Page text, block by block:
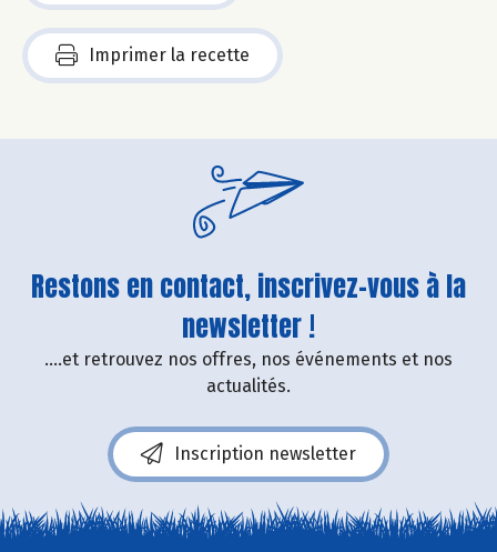
Imprimer la recette
Restons en contact, inscrivez-vous à la
newsletter !
....et retrouvez nos offres, nos événements et nos
actualités.
Inscription newsletter